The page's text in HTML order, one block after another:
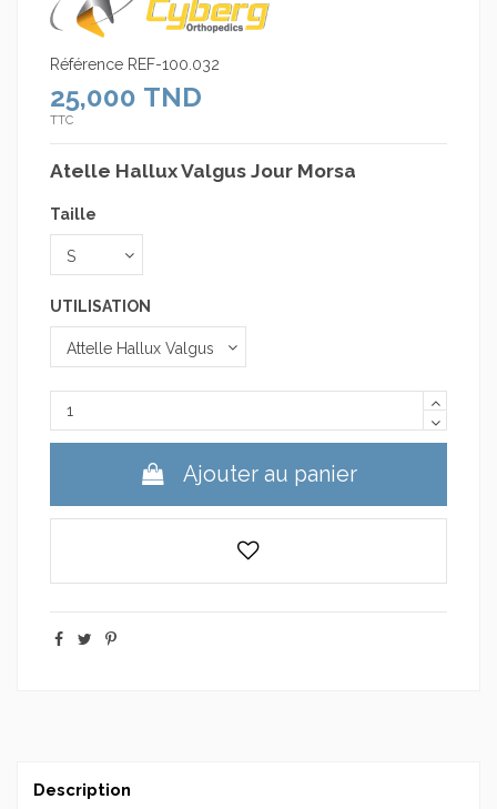
Référence REF-100.032
25,000 TND
TTC
Atelle Hallux Valgus Jour Morsa
Taille
UTILISATION
Ajouter au panier
Description